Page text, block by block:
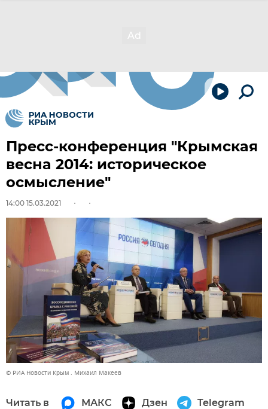
Пресс-конференция "Крымская
весна 2014: историческое
осмысление"
14:00 15.03.2021
© РИА Новости Крым . Михаил Макеев
Читать в МАКС Дзен Telegram